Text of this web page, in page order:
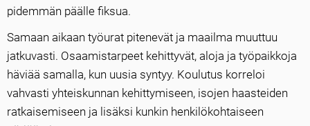
pidemmän päälle fiksua.
Samaan aikaan työurat pitenevät ja maailma muuttuu
jatkuvasti. Osaamistarpeet kehittyvät, aloja ja työpaikkoja
häviää samalla, kun uusia syntyy. Koulutus korreloi
vahvasti yhteiskunnan kehittymiseen, isojen haasteiden
ratkaisemiseen ja lisäksi kunkin henkilökohtaiseen